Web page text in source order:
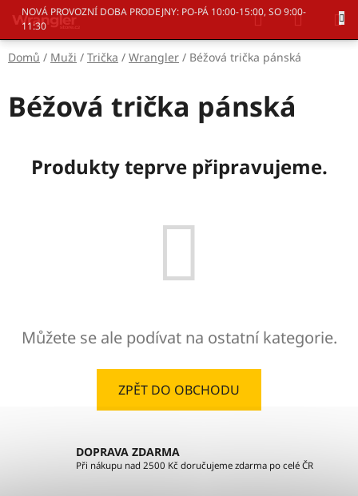
Přejít
obsah
NOVÁ PROVOZNÍ DOBA PRODEJNY: PO-PÁ 10:00-15:00, SO 9:00-
11:30
Hledat
KOŠÍK
Domů / Muži / Trička / Wrangler / Béžová trička pánská
Béžová trička pánská
Produkty teprve připravujeme.
Můžete se ale podívat na ostatní kategorie.
ZPĚT DO OBCHODU
DOPRAVA ZDARMA
Při nákupu nad 2500 Kč doručujeme zdarma po celé ČR